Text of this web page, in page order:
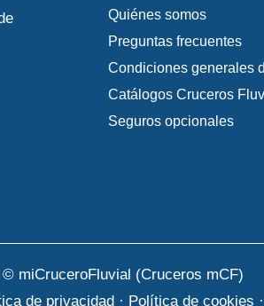
Quiénes somos
Preguntas frecuentes
Condiciones generales
Catálogos Cruceros
Seguros opcionales
© miCruceroFluvial (Cruceros mCF)
de privacidad · Política de cookies